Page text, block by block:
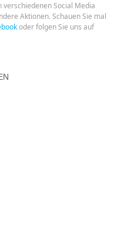
Social Media
Aktionen. Schauen Sie mal
oder folgen Sie uns auf